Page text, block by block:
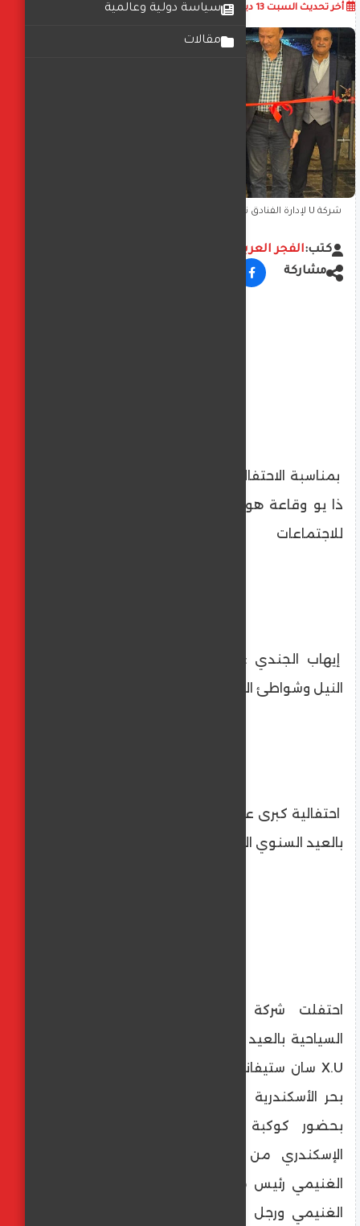
سياسة دولية وعالمية
مقالات
أخر تحديث السبت 13 ديسمبر 2025 04:09:28 م
كتب:الفجر العربي
مشاركة
بمناسبة الاحتفالية .. افتتاح رستوران اند كافيه
للاجتماعات
إيهاب الجندي : نخطط للتوسع على ضفاف
النيل وشواطئ البحر الاحمر بمصر والسعودية
احتفالية كبرى على بحر الإسكندرية مع الاحتفال
بالعيد السنوي الأول لفندق X.U سان ستيفانو
السياحية بالعيد السنوي الأول لفندقها الساحر
X.U سان ستيفانو بمنطقة سان ستيفانو على
بحر الأسكندرية عروس البحر الأبيض المتوسط
بحضور كوكبة من رجال مجتمع الأعمال
الإسكندري من أبرزهم رجل الأعمال خميس
الغنيمي رئيس مجلس إدارة مجموعة شركات
الغنيمي ورجل الأعمال الدكتور عمر الغنيمي